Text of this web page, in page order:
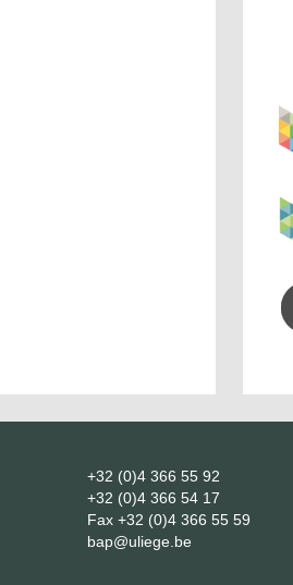
+32 (0)4 366 55 92
+32 (0)4 366 54 17
Fax +32 (0)4 366 55 59
bap@uliege.be